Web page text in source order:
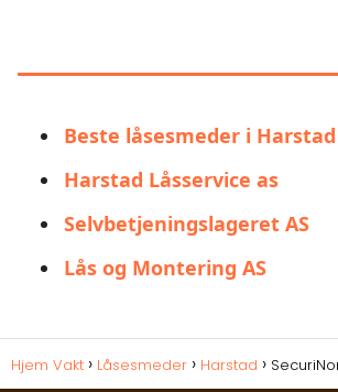
Beste låsesmeder i Harstad
Harstad Låsservice as
Selvbetjeningslageret AS
Lås og Montering AS
Hjem Vakt Låsesmeder Harstad